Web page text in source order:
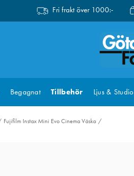
Fri frakt över 1000:-
Begagnat Tillbehör Ljus & Studio
Fujifilm Instax Mini Evo Cinema Väska